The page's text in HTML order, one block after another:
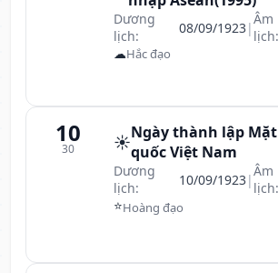
Dương
lịch:
08/09/1923|Âm
lịch:
☁Hắc đạo
10
30 ☀️Ngày thành lập
quốc Việt Nam
Dương
lịch:
10/09/1923|Âm
lịch:
⭐Hoàng đạo